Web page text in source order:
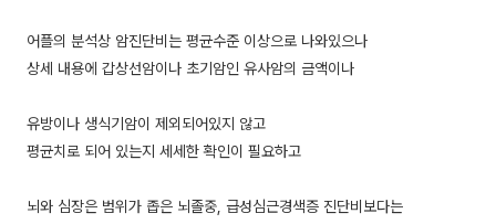
어플의 분석상 암진단비는 평균수준 이상으로 나와있으나
상세 내용에 갑상선암이나 초기암인 유사암의 금액이나
유방이나 생식기암이 제외되어있지 않고
평균치로 되어 있는지 세세한 확인이 필요하고
뇌와 심장은 범위가 좁은 뇌졸중, 급성심근경색증 진단비보다는